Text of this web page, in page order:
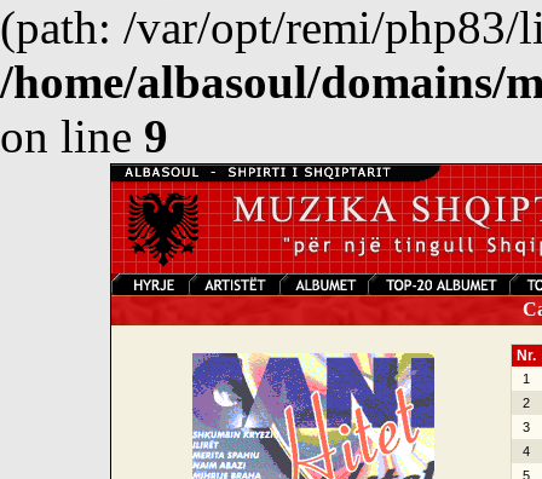
(path: /var/opt/remi/php83/
/home/albasoul/domains/
on line 9
Nr.
1
2
3
4
5